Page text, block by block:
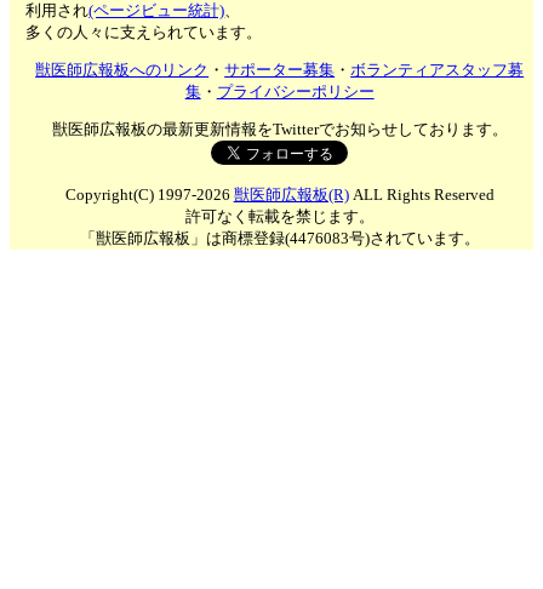
利用され(ページビュー統計)、
多くの人々に支えられています。
獣医師広報板へのリンク ・サポーター募集 ・ボランティアスタッフ募
集・ プライバシーポリシー
獣医師広報板の最新更新情報をTwitterでお知らせしております。
Copyright(C) 1997-2026 獣医師広報板(R)ALL Rights Reserved
許可なく転載を禁じます。
「獣医師広報板」は商標登録(4476083号)されています。